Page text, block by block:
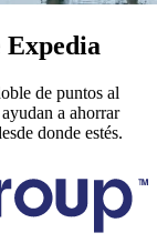
Expedia
de puntos al
a ahorrar
donde estés.